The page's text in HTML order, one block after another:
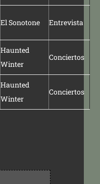
El Sonotone Entrevista
Haunted
Winter
Conciertos
Haunted
Winter
Conciertos